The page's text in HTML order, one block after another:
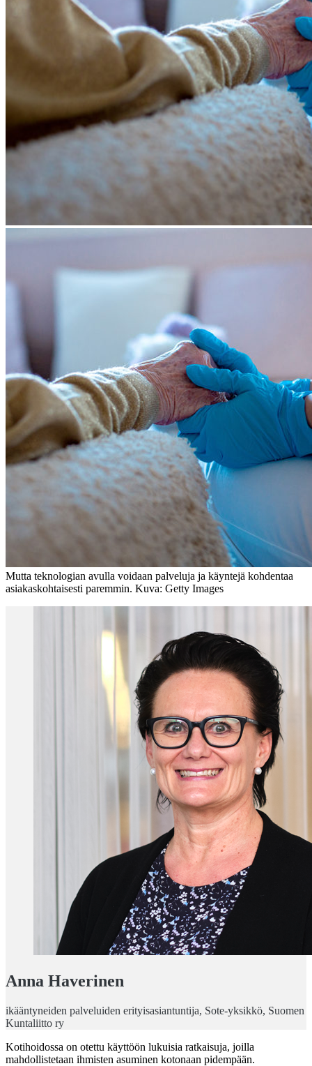
Mutta teknologian avulla voidaan palveluja ja käyntejä kohdentaa
asiakaskohtaisesti paremmin. Kuva: Getty Images
Anna Haverinen
ikääntyneiden palveluiden erityisasiantuntija, Sote-yksikkö, Suomen
Kuntaliitto ry
Kotihoidossa on otettu käyttöön lukuisia ratkaisuja, joilla
mahdollistetaan ihmisten asuminen kotonaan pidempään.